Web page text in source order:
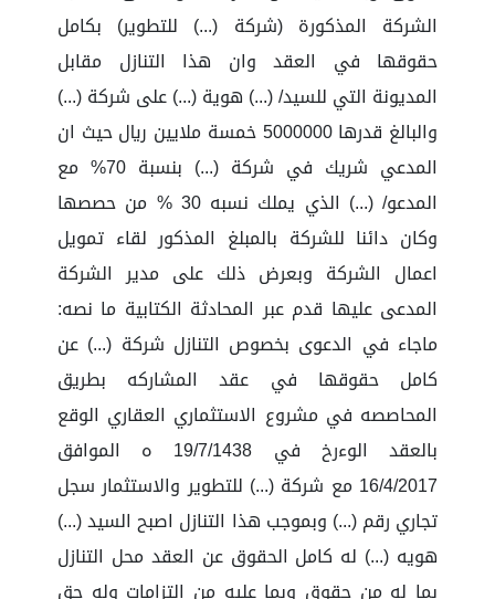
الشركة المذكورة (شركة (...) للتطوير) بكامل
حقوقها في العقد وان هذا التنازل مقابل
المديونة التي للسيد/ (...) هوية (...) على شركة (...)
والبالغ قدرها 5000000 خمسة ملايين ريال حيث ان
المدعي شريك في شركة (...) بنسبة 70% مع
المدعو/ (...) الذي يملك نسبه 30 % من حصصها
وكان دائنا للشركة بالمبلغ المذكور لقاء تمويل
اعمال الشركة وبعرض ذلك على مدير الشركة
المدعى عليها قدم عبر المحادثة الكتابية ما نصه:
ماجاء في الدعوى بخصوص التنازل شركة (...) عن
كامل حقوقها في عقد المشاركه بطريق
المحاصصه في مشروع الاستثماري العقاري الوقع
بالعقد الوءرخ في 19/7/1438 ه الموافق
16/4/2017 مع شركة (...) للتطوير والاستثمار سجل
تجاري رقم (...) وبموجب هذا التنازل اصبح السيد (...)
هويه (...) له كامل الحقوق عن العقد محل التنازل
بما له من حقوق وبما عليه من التزامات وله حق